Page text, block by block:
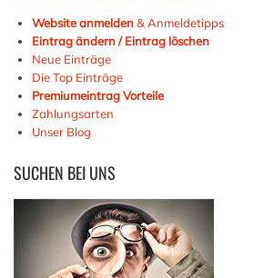
Website anmelden& Anmeldetipps
Eintrag ändern / Eintrag löschen
Neue Einträge
Die Top Einträge
Premiumeintrag Vorteile
Zahlungsarten
Unser Blog
SUCHEN BEI UNS